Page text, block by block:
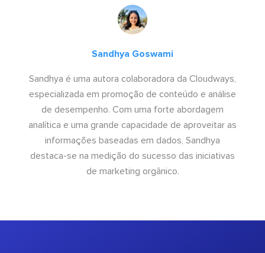
Sandhya Goswami
Sandhya é uma autora colaboradora da Cloudways,
especializada em promoção de conteúdo e análise
de desempenho. Com uma forte abordagem
analítica e uma grande capacidade de aproveitar as
informações baseadas em dados, Sandhya
destaca-se na medição do sucesso das iniciativas
de marketing orgânico.